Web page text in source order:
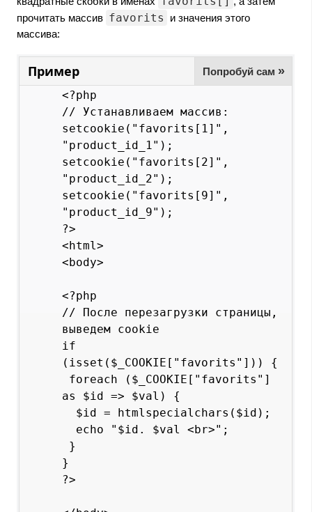
прочитать массив favorits
и значения этого
массива:
Пример Попробуй сам »
<?php
// Устанавливаем массив:
setcookie("favorits[1]",
"product_id_1");
setcookie("favorits[2]",
"product_id_2");
setcookie("favorits[9]",
"product_id_9");
?>
<html>
<body>
<?php
// После перезагрузки страницы,
выведем cookie
if
(isset($_COOKIE["favorits"])) {
foreach ($_COOKIE["favorits"]
as $id => $val) {
$id = htmlspecialchars($id);
echo "$id. $val <br>";
}
}
?>